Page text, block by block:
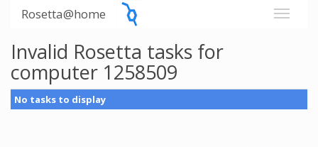
Rosetta@home
Invalid Rosetta tasks for
computer 1258509
No tasks to display